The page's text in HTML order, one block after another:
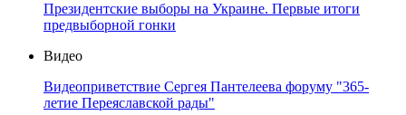
Президентские выборы на Украине. Первые итоги
предвыборной гонки
Видео
Видеоприветствие Сергея Пантелеева форуму "365-
летие Переяславской рады"